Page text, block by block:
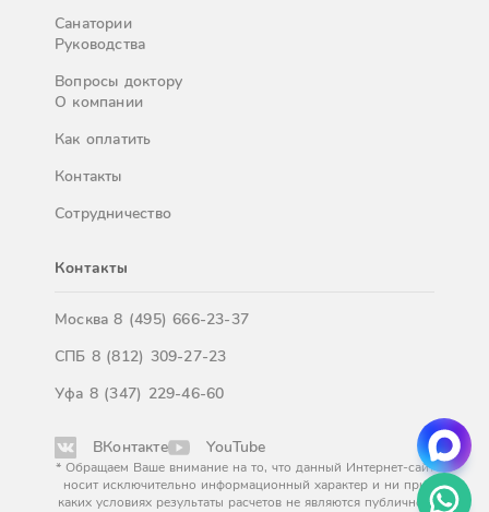
Санатории
Руководства
Вопросы доктору
О компании
Как оплатить
Контакты
Сотрудничество
Контакты
Москва8 (495) 666-23-37
СПБ 8 (812) 309-27-23
Уфа 8 (347) 229-46-60
ВКонтакте YouTube
* Обращаем Ваше внимание на то, что данный Интернет-сайт
носит исключительно информационный характер и ни при
каких условиях результаты расчетов не являются публичной